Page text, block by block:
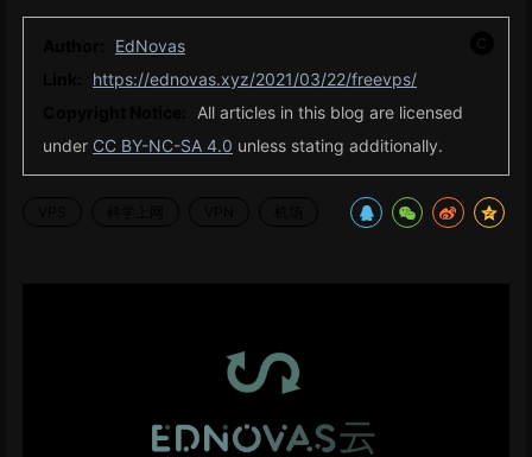
EdNovas
https://ednovas.xyz/2021/03/22/freevps/
All articles in this blog are licensed
under CC BY-NC-SA 4.0 unless stating additionally.